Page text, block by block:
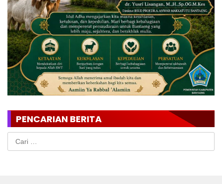
PENCARIAN BERITA
Cari
untuk: